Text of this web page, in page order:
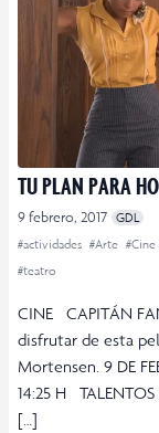
TU PLAN PARA
9 febrero, 2017 GDL
#actividades #Arte #Cine
#teatro
CINE CAPITÁN
disfrutar de esta
Mortensen. 9 DE
14:25 H
[…]